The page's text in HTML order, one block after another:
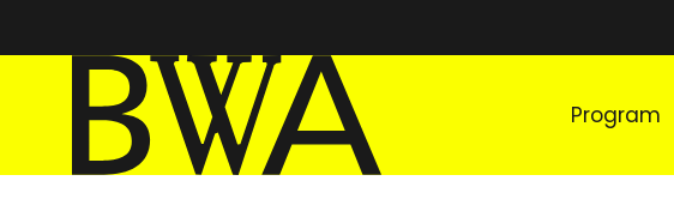
BWA Wrocław
Galerie Sztuki Współczesnej
Program